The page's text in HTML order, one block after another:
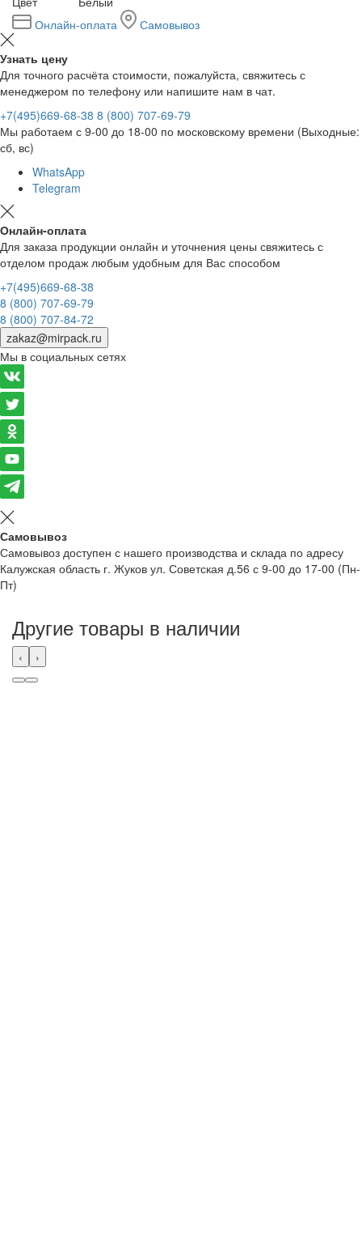
Онлайн-оплата
Самовывоз
Узнать цену
Для точного расчёта стоимости, пожалуйста, свяжитесь с
менеджером по телефону или напишите нам в чат.
+7(495)669-68-38 8 (800) 707-69-79
Мы работаем с 9-00 до 18-00 по московскому времени (Выходные:
сб, вс)
WhatsApp
Telegram
Онлайн-оплата
Для заказа продукции онлайн и уточнения цены свяжитесь с
отделом продаж любым удобным для Вас способом
+7(495)669-68-38
8 (800) 707-69-79
8 (800) 707-84-72
zakaz@mirpack.ru
Мы в социальных сетях
Самовывоз
Самовывоз доступен с нашего производства и склада по адресу
Калужская область г. Жуков ул. Советская д.56 с 9-00 до 17-00 (Пн-
Пт)
Другие товары в наличии
‹ ›